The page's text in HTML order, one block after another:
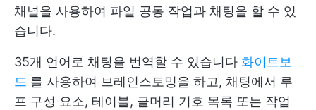
채널을 사용하여 파일 공동 작업과 채팅을 할 수 있
습니다.
35개 언어로 채팅을 번역할 수 있습니다 화이트보
드 를 사용하여 브레인스토밍을 하고, 채팅에서 루
프 구성 요소, 테이블, 글머리 기호 목록 또는 작업